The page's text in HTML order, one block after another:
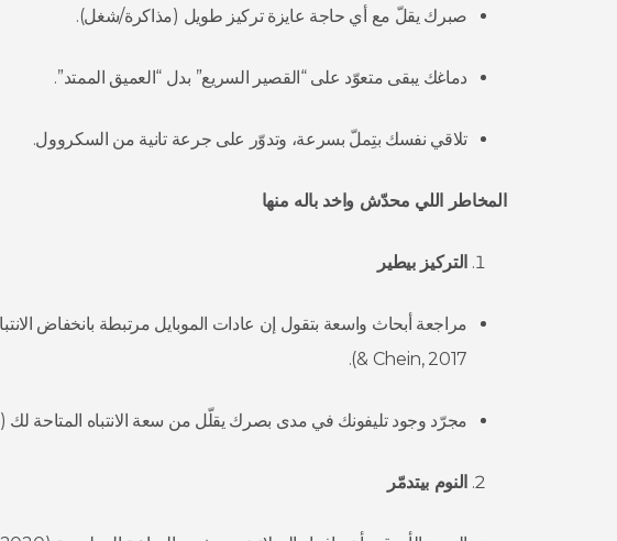
صبرك يقلّ مع أي حاجة عايزة تركيز طويل (مذاكرة/شغل).
دماغك يبقى متعوّد على “القصير السريع” بدل “العميق الممتد”.
تلاقي نفسك بتِملّ بسرعة، وتدوّر على جرعة تانية من السكروول.
المخاطر اللي محدّش واخد باله منها
التركيز بيطير
& Chein, 2017).
مجرّد وجود تليفونك في مدى بصرك يقلّل من سعة الانتباه المتاحة لك (Ward et al., 2017).
النوم بيتدمّر